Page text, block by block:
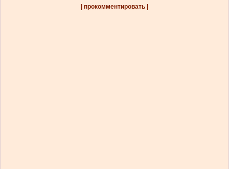
| прокомментировать |